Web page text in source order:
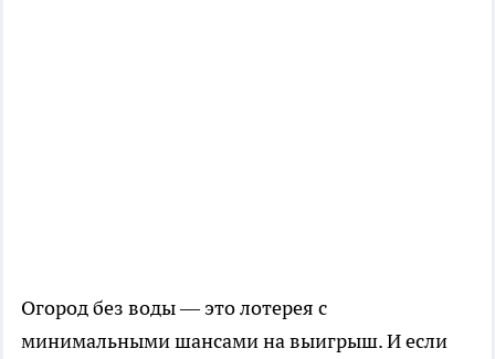
Огород без воды — это лотерея с
минимальными шансами на выигрыш. И если